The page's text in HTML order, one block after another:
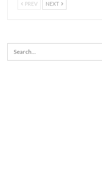
PREV NEXT